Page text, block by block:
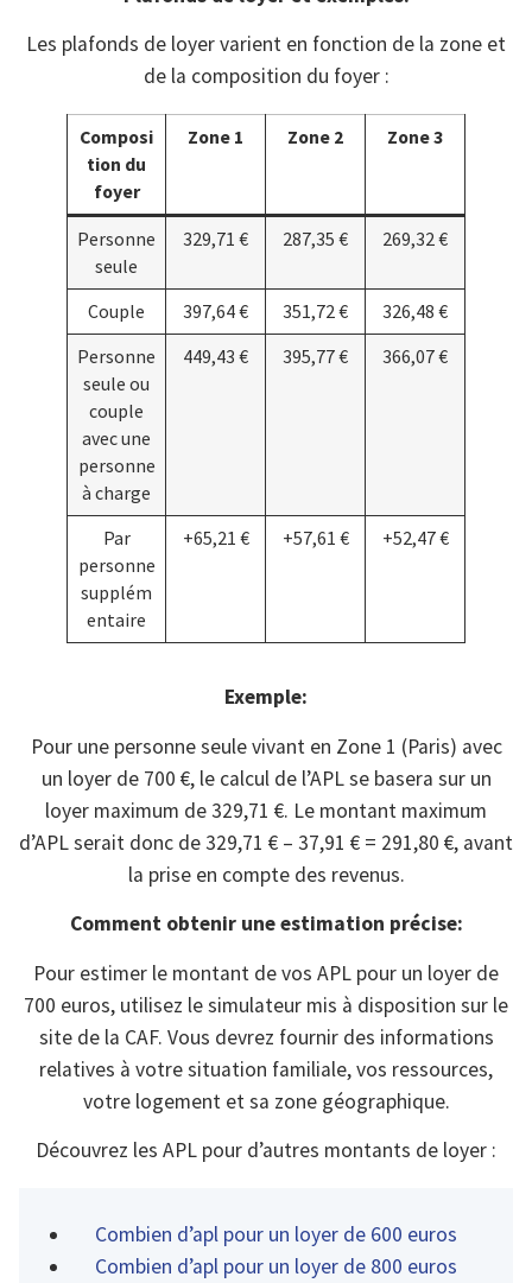
Les plafonds de loyer varient en fonction de la zone et
de la composition du foyer :
Composi
tion du
foyer
Zone 1 Zone 2 Zone 3
Personne
seule
329,71 € 287,35 € 269,32 €
Couple 397,64 € 351,72 €
326,48 €
Personne
seule ou
couple
avec une
personne
à charge
449,43 € 395,77 € 366,07 €
Par
personne
supplém
entaire
+65,21 € +57,61 € +52,47 €
Exemple:
Pour une personne seule vivant en Zone 1 (Paris) avec
un loyer de 700 €, le calcul de l’APL se basera sur un
loyer maximum de 329,71 €. Le montant maximum
d’APL serait donc de 329,71 € – 37,91 € = 291,80 €, avant
la prise en compte des revenus.
Comment obtenir une estimation précise:
Pour estimer le montant de vos APL pour un loyer de
700 euros, utilisez le simulateur mis à disposition sur le
site de la CAF. Vous devrez fournir des informations
relatives à votre situation familiale, vos ressources,
votre logement et sa zone géographique.
Découvrez les APL pour d’autres montants de loyer :
Combien d’apl pour un loyer de 600 euros
Combien d’apl pour un loyer de 800 euros